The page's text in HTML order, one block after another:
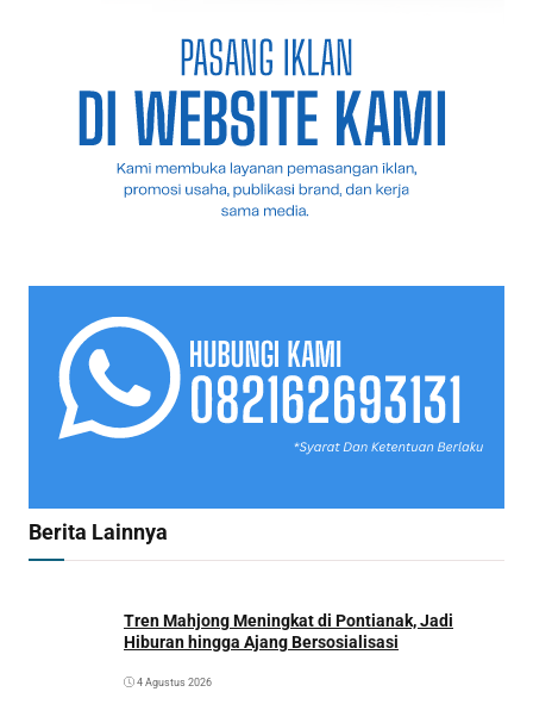
Berita Lainnya
Tren Mahjong Meningkat di Pontianak, Jadi
Hiburan hingga Ajang Bersosialisasi
4 Agustus 2026